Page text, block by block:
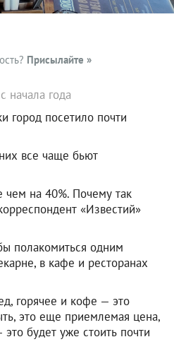
Присылайте »
начала года
город посетило почти
все чаще бьют
чем на 40%. Почему так
«Известий»
полакомиться одним
в кафе и ресторанах
горячее и кофе — это
это еще приемлемая цена,
будет уже стоить почти